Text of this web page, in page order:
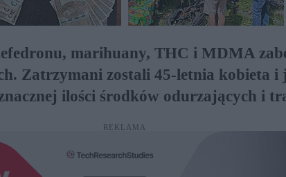
marihuany, THC i MDMA
Zatrzymani zostali 45-letnia kobieta
ilości środków odurzających i
REKLAMA